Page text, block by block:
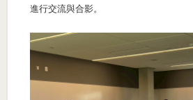
進行交流與合影。